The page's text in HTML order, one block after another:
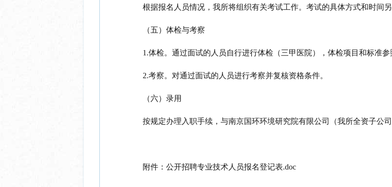
根据报名人员情况，我所将组织有关考试工作。考试的具体方式和时间另
（五） 体检与考察
1.体检。通过面试的人员自行进行体检（三甲医院），体检项目和标准参
2.考察。对通过面试的人员进行考察并复核资格条件。
（六） 录用
按规定办理入职手续，与南京国环环境研究院有限公司（我所全资子公司
附件 ： 公开招聘专业技术人员报名登记表.doc